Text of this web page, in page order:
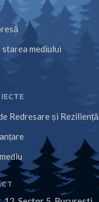
mediului
Redresare și Reziliență